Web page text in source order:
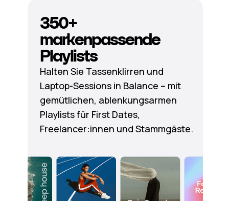
350+
markenpassende
Playlists
Halten Sie Tassenklirren und
Laptop-Sessions in Balance – mit
gemütlichen, ablenkungsarmen
Playlists für First Dates,
Freelancer:innen und Stammgäste.